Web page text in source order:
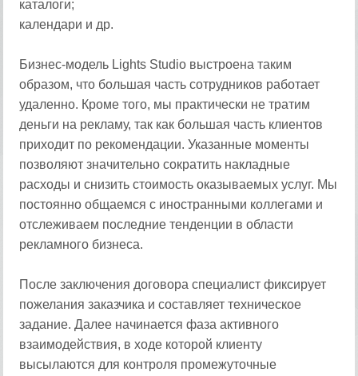
каталоги;
календари и др.
Бизнес-модель Lights Studio выстроена таким
образом, что большая часть сотрудников работает
удаленно. Кроме того, мы практически не тратим
деньги на рекламу, так как большая часть клиентов
приходит по рекомендации. Указанные моменты
позволяют значительно сократить накладные
расходы и снизить стоимость оказываемых услуг. Мы
постоянно общаемся с иностранными коллегами и
отслеживаем последние тенденции в области
рекламного бизнеса.
После заключения договора специалист фиксирует
пожелания заказчика и составляет техническое
задание. Далее начинается фаза активного
взаимодействия, в ходе которой клиенту
высылаются для контроля промежуточные